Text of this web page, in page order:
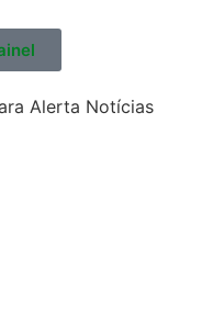
Alerta Notícias